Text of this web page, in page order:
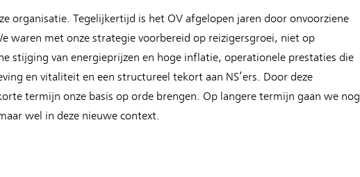
organisatie. Tegelijkertijd is het OV afgelopen jaren door onvoorziene
waren met onze strategie voorbereid op reizigersgroei, niet op
stijging van energieprijzen en hoge inflatie, operationele prestaties die
en vitaliteit en een structureel tekort aan NS’ers. Door deze
termijn onze basis op orde brengen. Op langere termijn gaan we nog
wel in deze nieuwe context.